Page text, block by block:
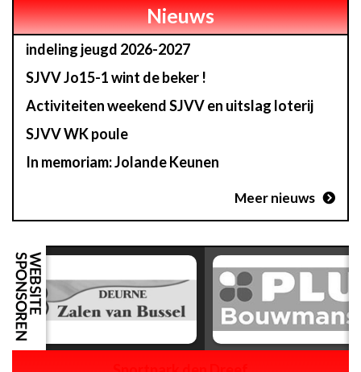
Nieuws
indeling jeugd 2026-2027
SJVV Jo15-1 wint de beker !
Activiteiten weekend SJVV en uitslag loterij
SJVV WK poule
In memoriam: Jolande Keunen
Meer nieuws